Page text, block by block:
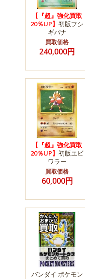
【『超』強化買取
20％UP】 初版フシ
ギバナ
買取価格
240,000円
【『超』強化買取
20％UP】 初版エビ
ワラー
買取価格
60,000円
バンダイ ポケモン